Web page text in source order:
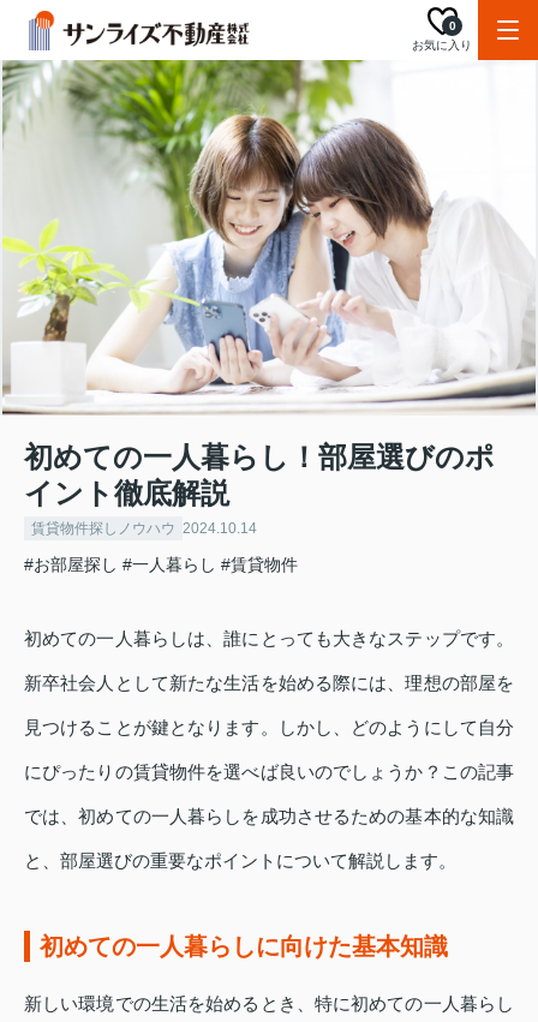
お気に入り
0
初めての一人暮らし！部屋選びのポ
イント徹底解説
賃貸物件探しノウハウ 2024.10.14
#お部屋探し #一人暮らし #賃貸物件
初めての一人暮らしは、誰にとっても大きなステップです。
新卒社会人として新たな生活を始める際には、理想の部屋を
見つけることが鍵となります。しかし、どのようにして自分
にぴったりの賃貸物件を選べば良いのでしょうか？この記事
では、初めての一人暮らしを成功させるための基本的な知識
と、部屋選びの重要なポイントについて解説します。
初めての一人暮らしに向けた基本知識
新しい環境での生活を始めるとき、特に初めての一人暮らし